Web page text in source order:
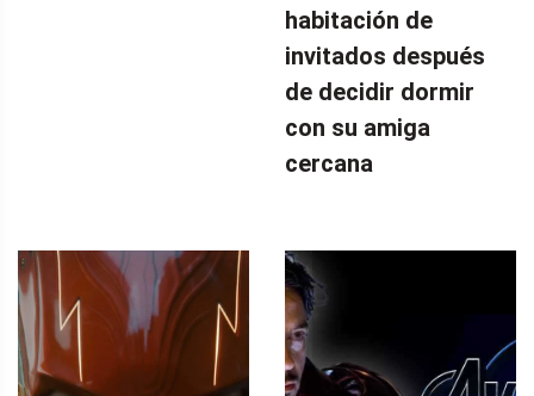
habitación de
invitados después
de decidir dormir
con su amiga
cercana